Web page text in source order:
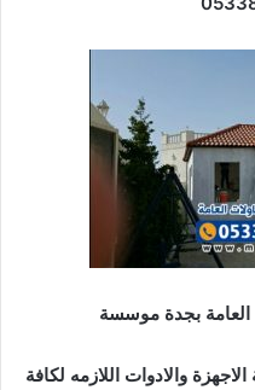
بجدة موسسة
والادوات اللازمه لكافة